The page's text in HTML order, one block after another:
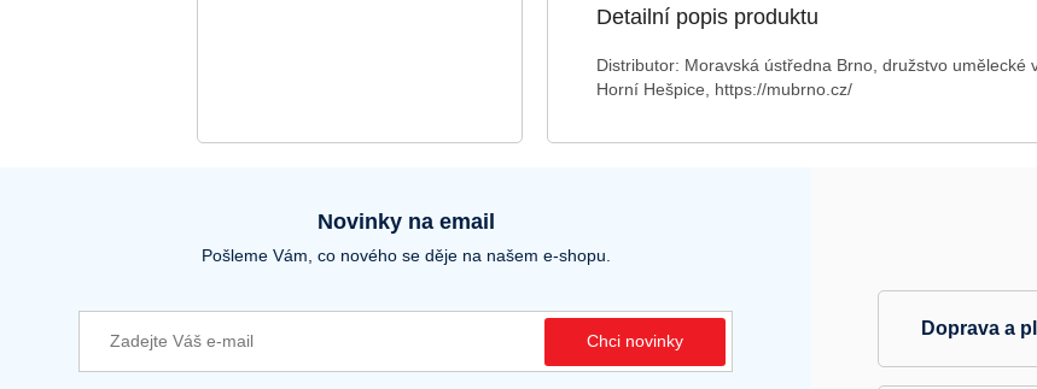
Detailní popis produktu
Distributor: Moravská ústředna Brno, družstvo umělecké
Horní Hešpice, https://mubrno.cz/
Novinky na email
Pošleme Vám, co nového se děje na našem e-shopu.
Chci novinky
Doprava a